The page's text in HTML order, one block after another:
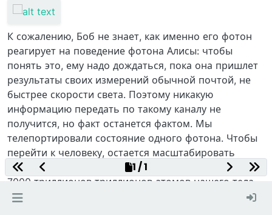
К сожалению, Боб не знает, как именно его фотон
реагирует на поведение фотона Алисы: чтобы
понять это, ему надо дождаться, пока она пришлет
результаты своих измерений обычной почтой, не
быстрее скорости света. Поэтому никакую
информацию передать по такому каналу не
получится, но факт останется фактом. Мы
телепортировали состояние одного фотона. Чтобы
перейти к человеку, остается масштабировать
технологию, охватив каждую частицу из всего лишь
7000 триллионов триллионов атомов нашего тела, –
думается, от этого прорыва нас отделяет не более,
1 / 1